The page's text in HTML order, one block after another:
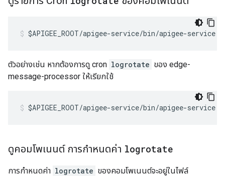
$APIGEE_ROOT/apigee-service/bin/apigee-service
ตัวอย่างเช่น หากต้องการดู cron logrotate ของ edge-
message-processor ให้เรียกใช้
$APIGEE_ROOT/apigee-service/bin/apigee-service
ดูคอมโพเนนต์ การกำหนดค่า logrotate
การกำหนดค่า logrotate ของคอมโพเนนต์จะอยู่ในไฟล์